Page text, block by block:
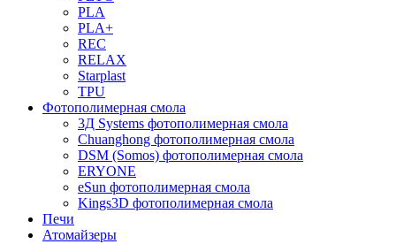
PLA
PLA+
REC
RELAX
Starplast
TPU
Фотополимерная смола
3Д Systems фотополимерная смола
Chuanghong фотополимерная смола
DSM (Somos) фотополимерная смола
ERYONE
eSun фотополимерная смола
Kings3D фотополимерная смола
Печи
Атомайзеры